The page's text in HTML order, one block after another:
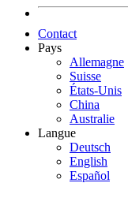
Contact
Pays
Allemagne
Suisse
États-Unis
China
Australie
Langue
Deutsch
English
Español